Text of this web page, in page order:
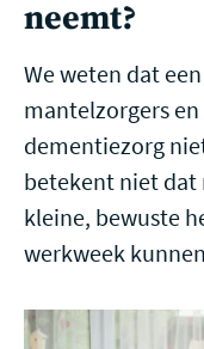
neemt?
We weten dat
mantelzorgers
dementiezorg
betekent niet dat
kleine, bewuste
werkweek